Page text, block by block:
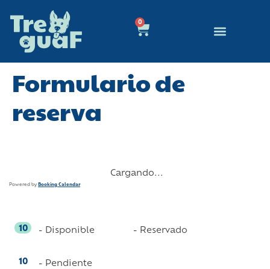
0
Formulario de
reserva
Cargando...
Powered by Booking Calendar
10 - Disponible - Reservado
10 - Pendiente